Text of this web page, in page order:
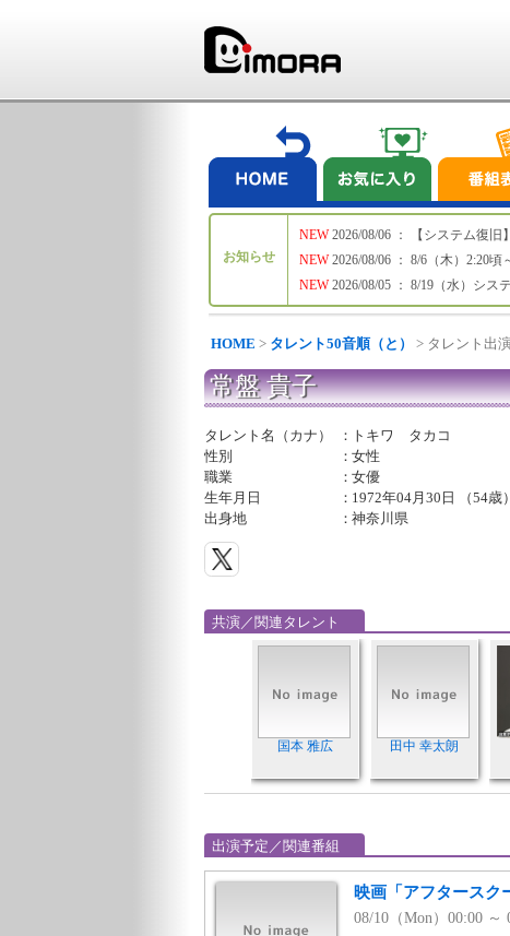
お知らせ
NEW
NEW
NEW
2026/08/06 ： 【システム復
2026/08/06 ： 8/6（木）2:20
2026/08/05 ： 8/19（水）シス
HOME > タレント50音順（と） > タレント出
常盤 貴子
タレント名（カナ） ： トキワ タカコ
性別
：女性
職業
：女優
生年月日
： 1972年04月30日 （54歳）
出身地
：神奈川県
共演／関連タレント
国本 雅広 田中 幸太朗
出演予定／関連番組
映画「アフタースク
08/10（Mon）00:00 ～